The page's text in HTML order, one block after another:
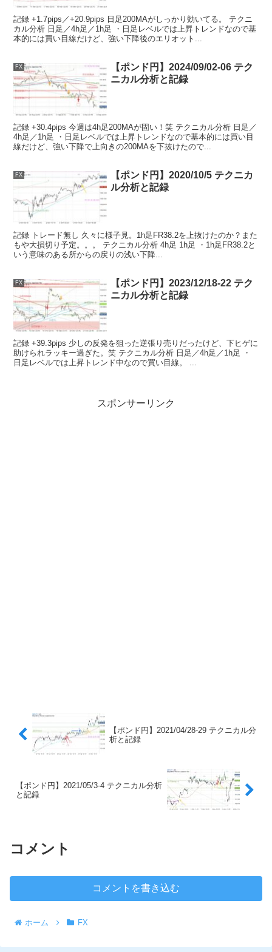
記録 +1.7pips／+20.9pips 日足200MAがしっかり効いてる。 テクニ
カル分析 日足／4h足／1h足 ・日足レベルでは上昇トレンドなので基
本的には買い目線だけど、強い下降後のエリオット...
FX
【ポンド円】2024/09/02-06 テク
ニカル分析と記録
記録 +30.4pips 今週は4h足200MAが固い！笑 テクニカル分析 日足／
4h足／1h足 ・日足レベルでは上昇トレンドなので基本的には買い目
線だけど、強い下降で上向きの200MAを下抜けたので...
FX
【ポンド円】2020/10/5 テクニカ
ル分析と記録
記録 トレード無し 久々に様子見。1h足FR38.2を上抜けたのか？また
もや大損切り予定。。。 テクニカル分析 4h足 1h足 ・1h足FR38.2と
いう意味のある所からの戻りの浅い下降...
FX
【ポンド円】2023/12/18-22 テク
ニカル分析と記録
記録 +39.3pips 少しの反発を狙った逆張り売りだったけど、下ヒゲに
助けられラッキー過ぎた。笑 テクニカル分析 日足／4h足／1h足 ・
日足レベルでは上昇トレンド中なので買い目線。 ...
スポンサーリンク
【ポンド円】2021/04/28-29 テクニカル分
析と記録
【ポンド円】2021/05/3-4 テクニカル分析
と記録
コメント
コメントを書き込む
ホーム FX